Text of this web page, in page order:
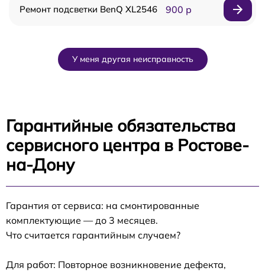
Ремонт подсветки BenQ XL2546 900 р
У меня другая неисправность
Гарантийные обязательства
сервисного центра в Ростове-
на-Дону
Гарантия от сервиса: на смонтированные
комплектующие — до 3 месяцев.
Что считается гарантийным случаем?
Для работ: Повторное возникновение дефекта,